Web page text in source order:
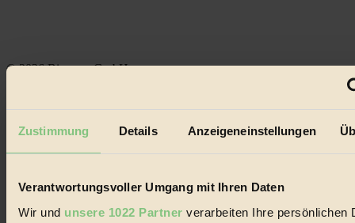
Zustimmung Details Anzeigeneinstellungen
Verantwortungsvoller Umgang mit Ihren Daten
Wir und unsere 1022 Partner verarbeiten Ihre persönlichen
© 2026 Biorama GmbH
Datenschutz
Mediadaten
Biorama steht für einen nachhaltigen Lebensstil und bewussten
Handels mit Bioprodukten, des Fair-Trade sowie der Branche
alternativer Energien.